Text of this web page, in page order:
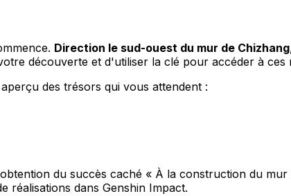
Direction le sud-ouest du mur de Chizhang
découverte et d'utiliser la clé pour accéder à ces
des trésors qui vous attendent :
du succès caché « À la construction du
réalisations dans Genshin Impact.